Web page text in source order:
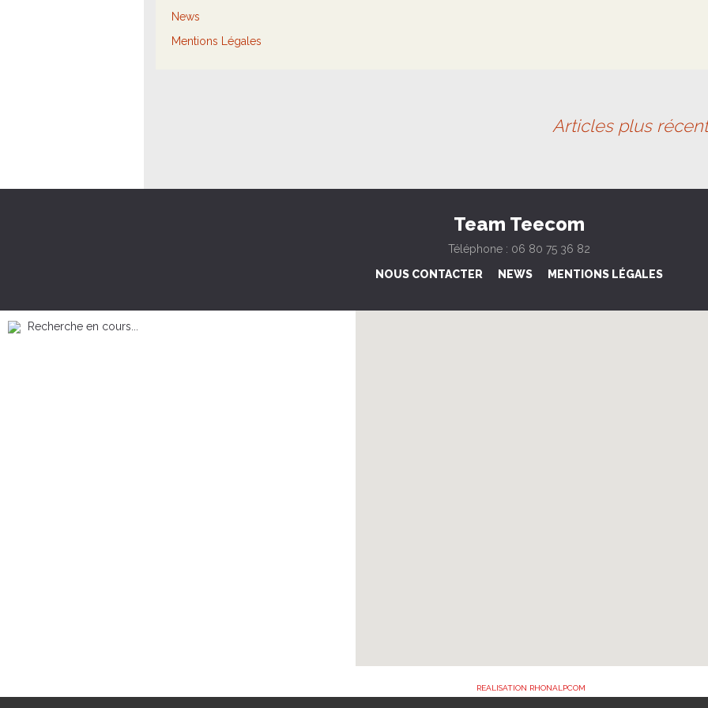
News
Mentions Légales
Articles plus
Team Teecom
Téléphone : 06 80 75 36 82
NOUS CONTACTER
NEWS MENTIONS LÉGALES
Recherche en cours...
REALISATION RHONALPCOM